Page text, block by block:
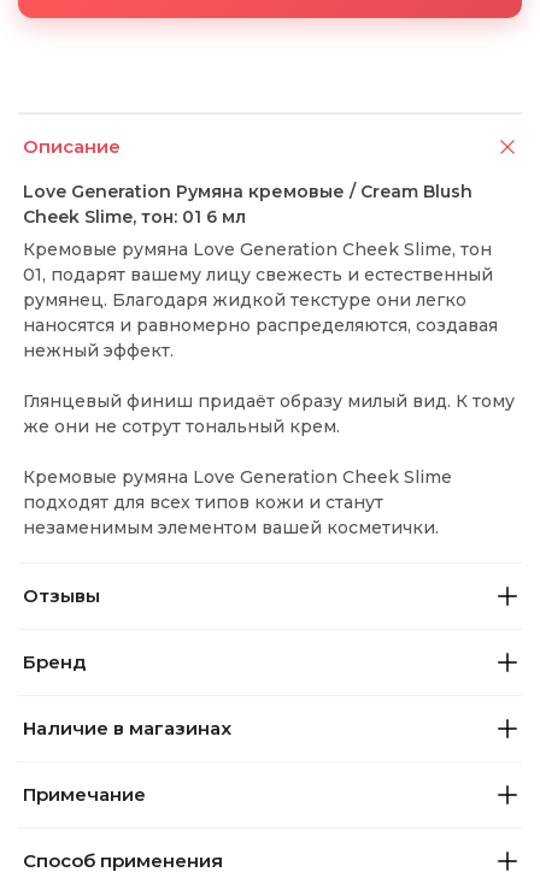
Описание
Love Generation Румяна кремовые / Cream Blush
Cheek Slime, тон: 01 6 мл
Кремовые румяна Love Generation Cheek Slime, тон
01, подарят вашему лицу свежесть и естественный
румянец. Благодаря жидкой текстуре они легко
наносятся и равномерно распределяются, создавая
нежный эффект.
Глянцевый финиш придаёт образу милый вид. К тому
же они не сотрут тональный крем.
Кремовые румяна Love Generation Cheek Slime
подходят для всех типов кожи и станут
незаменимым элементом вашей косметички.
Отзывы
Бренд
Наличие в магазинах
Примечание
Способ применения